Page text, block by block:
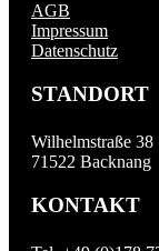
AGB
Impressum
Datenschutz
STANDORT
Wilhelmstraße 38
71522 Backnang
KONTAKT